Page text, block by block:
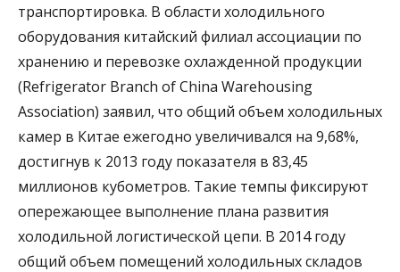
транспортировка. В области холодильного
оборудования китайский филиал ассоциации по
хранению и перевозке охлажденной продукции
(Refrigerator Branch of China Warehousing
Association) заявил, что общий объем холодильных
камер в Китае ежегодно увеличивался на 9,68%,
достигнув к 2013 году показателя в 83,45
миллионов кубометров. Такие темпы фиксируют
опережающее выполнение плана развития
холодильной логистической цепи. В 2014 году
общий объем помещений холодильных складов